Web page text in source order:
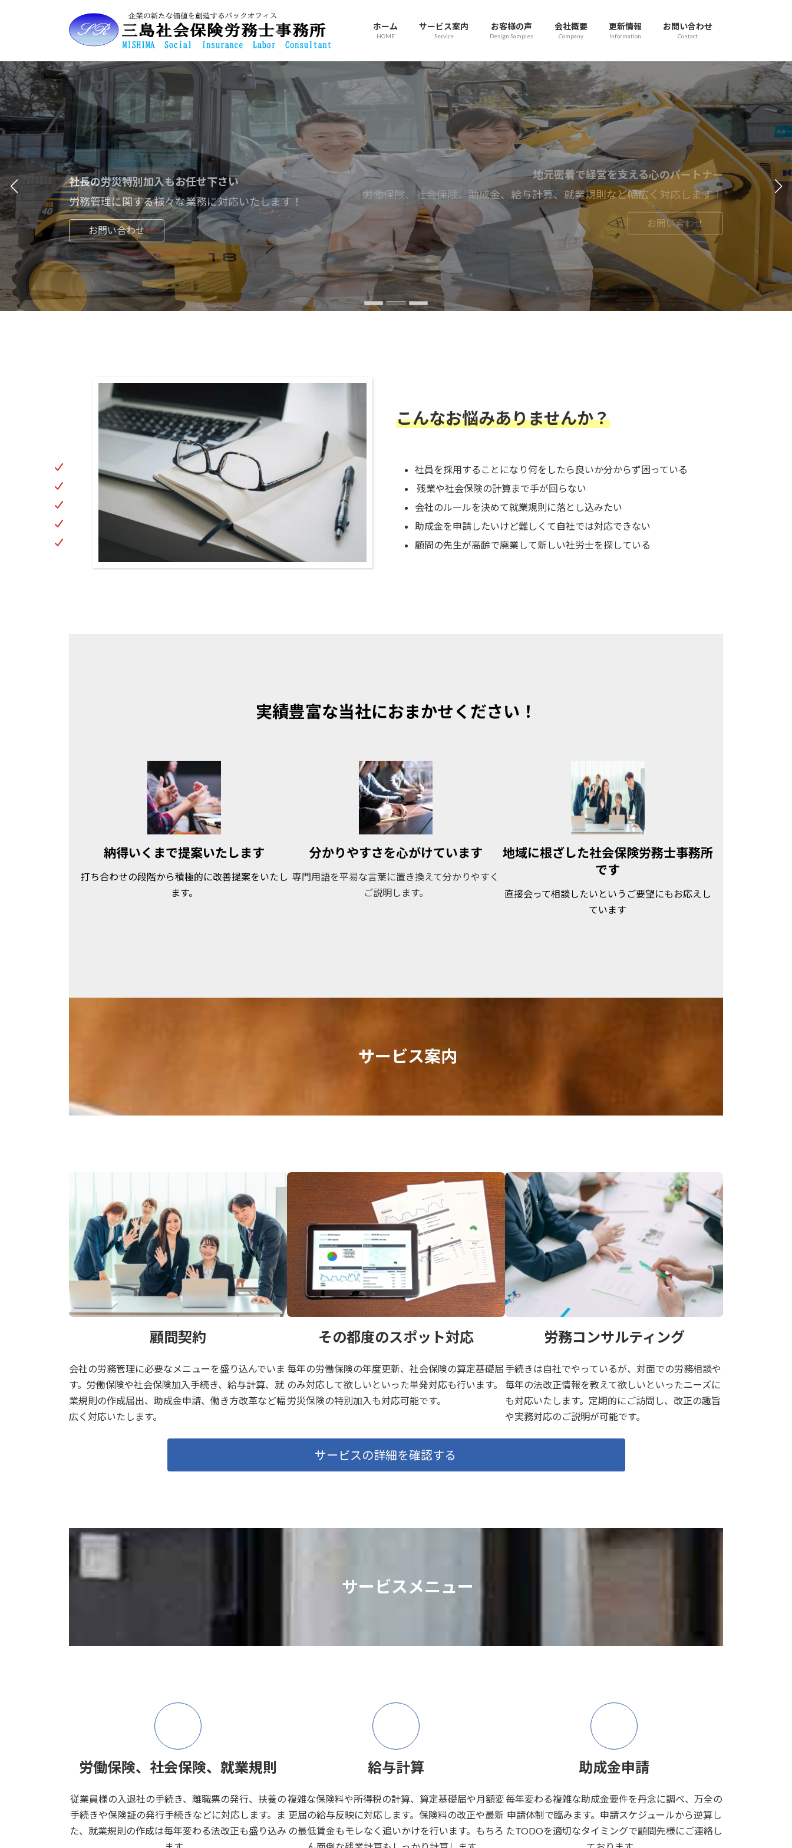
ツ
へ
ス
キ
ッ
プ
シ
ョ
ン
に
移
動
ホーム
HOME
サービス案内
Service
お客様の声
Design Samples
会社概要
Company
更新情報
Information
お問い合わせ
Contact
地元密着で経営を支える心のパートナー
労働保険、社会保険、助成金、給与計算、就業規則など幅広く対応します！
お問い合わせ
社長の労災特別加入もお任せ下さい
労務管理に関する様々な業務に対応いたします！
お問い合わせ
分かりやすく丁寧な対応
豊富な実務経験による実践的なアドバイス！
お問い合わせ
こんなお悩みありませんか？
社員を採用することになり何をしたら良いか分からず困っている
残業や社会保険の計算まで手が回らない
会社のルールを決めて就業規則に落とし込みたい
助成金を申請したいけど難しくて自社では対応できない
顧問の先生が高齢で廃業して新しい社労士を探している
実績豊富な当社におまかせください！
納得いくまで提案いたします
打ち合わせの段階から積極的に改善提案をいたし
ます。
分かりやすさを心がけています
専門用語を平易な言葉に置き換えて分かりやすく
ご説明します。
地域に根ざした社会保険労務士事務所
です
直接会って相談したいというご要望にもお応えし
ています
サービス案内
顧問契約
会社の労務管理に必要なメニューを盛り込んでいま
す。労働保険や社会保険加入手続き、給与計算、就
業規則の作成届出、助成金申請、働き方改革など幅
広く対応いたします。
その都度のスポット対応
毎年の労働保険の年度更新、社会保険の算定基礎届
のみ対応して欲しいといった単発対応も行います。
労災保険の特別加入も対応可能です。
労務コンサルティング
手続きは自社でやっているが、対面での労務相談や
毎年の法改正情報を教えて欲しいといったニーズに
も対応いたします。定期的にご訪問し、改正の趣旨
や実務対応のご説明が可能です。
サービスの詳細を確認する
サービスメニュー
労働保険、社会保険、就業規則
従業員様の入退社の手続き、離職票の発行、扶養の
手続きや保険証の発行手続きなどに対応します。ま
た、就業規則の作成は毎年変わる法改正も盛り込み
給与計算
複雑な保険料や所得税の計算、算定基礎届や月額変
更届の給与反映に対応します。保険料の改正や最新
の最低賃金もモレなく追いかけを行います。もちろ
助成金申請
毎年変わる複雑な助成金要件を丹念に調べ、万全の
申請体制で臨みます。申請スケジュールから逆算し
たTODOを適切なタイミングで顧問先様にご連絡し